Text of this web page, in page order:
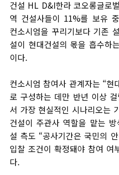
건설 HL D&I한라 코오롱글로
역 건설사들이 11%를 보유
컨소시엄을 꾸리기보다 기존
설이 현대건설의 몫을 흡수하
이다.
컨소시엄 참여사 관계자는 “현
로 구성하는 데만 반년 이상
서 가장 현실적인 시나리오는
건설이 주관사 역할을 맡는
설 측도 “공사기간은 국민의
입찰 조건이 확정돼야 참여 여
다.